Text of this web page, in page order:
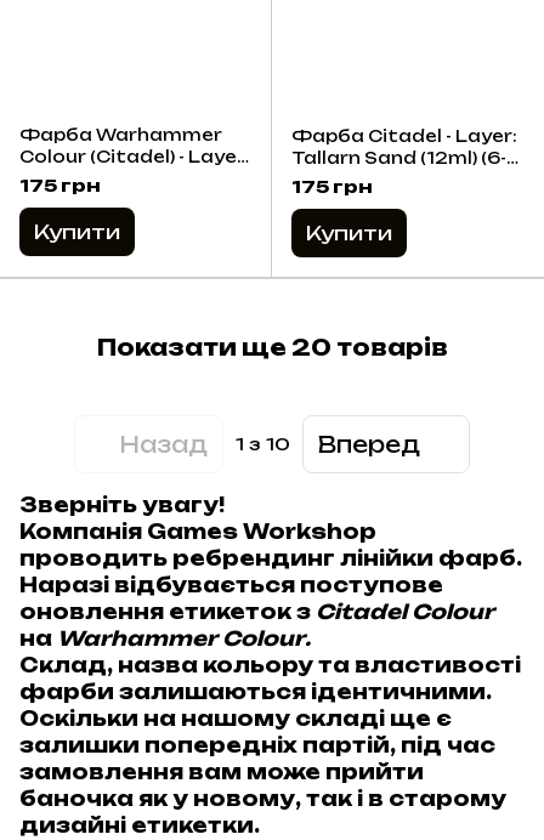
Фарба Warhammer
Colour (Citadel) - Layer:
Screaming Skull (12ml)
175 грн
Купити
Фарба Citadel - Layer:
Tallarn Sand (12ml) (6-
pack)
175 грн
Купити
Показати ще 20 товарів
Назад 1 з 10 Вперед
Зверніть увагу!
Компанія Games Workshop
проводить ребрендинг лінійки фарб.
Наразі відбувається поступове
оновлення етикеток з Citadel Colour
на Warhammer Colour.
Склад, назва кольору та властивості
фарби залишаються ідентичними.
Оскільки на нашому складі ще є
залишки попередніх партій, під час
замовлення вам може прийти
баночка як у новому, так і в старому
дизайні етикетки.